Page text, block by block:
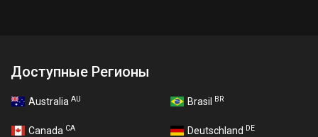
Доступные Регионы
Australia AU Brasil BR
Canada CA Deutschland DE